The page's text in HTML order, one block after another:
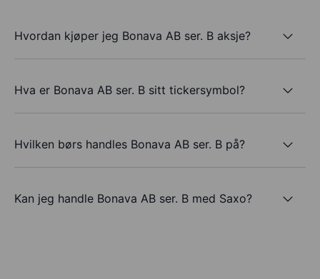
Hvordan kjøper jeg Bonava AB ser. B aksje?
Hva er Bonava AB ser. B sitt tickersymbol?
Hvilken børs handles Bonava AB ser. B på?
Kan jeg handle Bonava AB ser. B med Saxo?